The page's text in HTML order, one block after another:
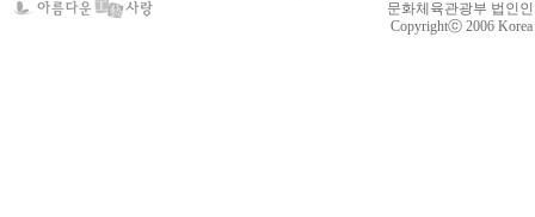
문화체육관광부 법인
Copyrightⓒ 2006 Korea